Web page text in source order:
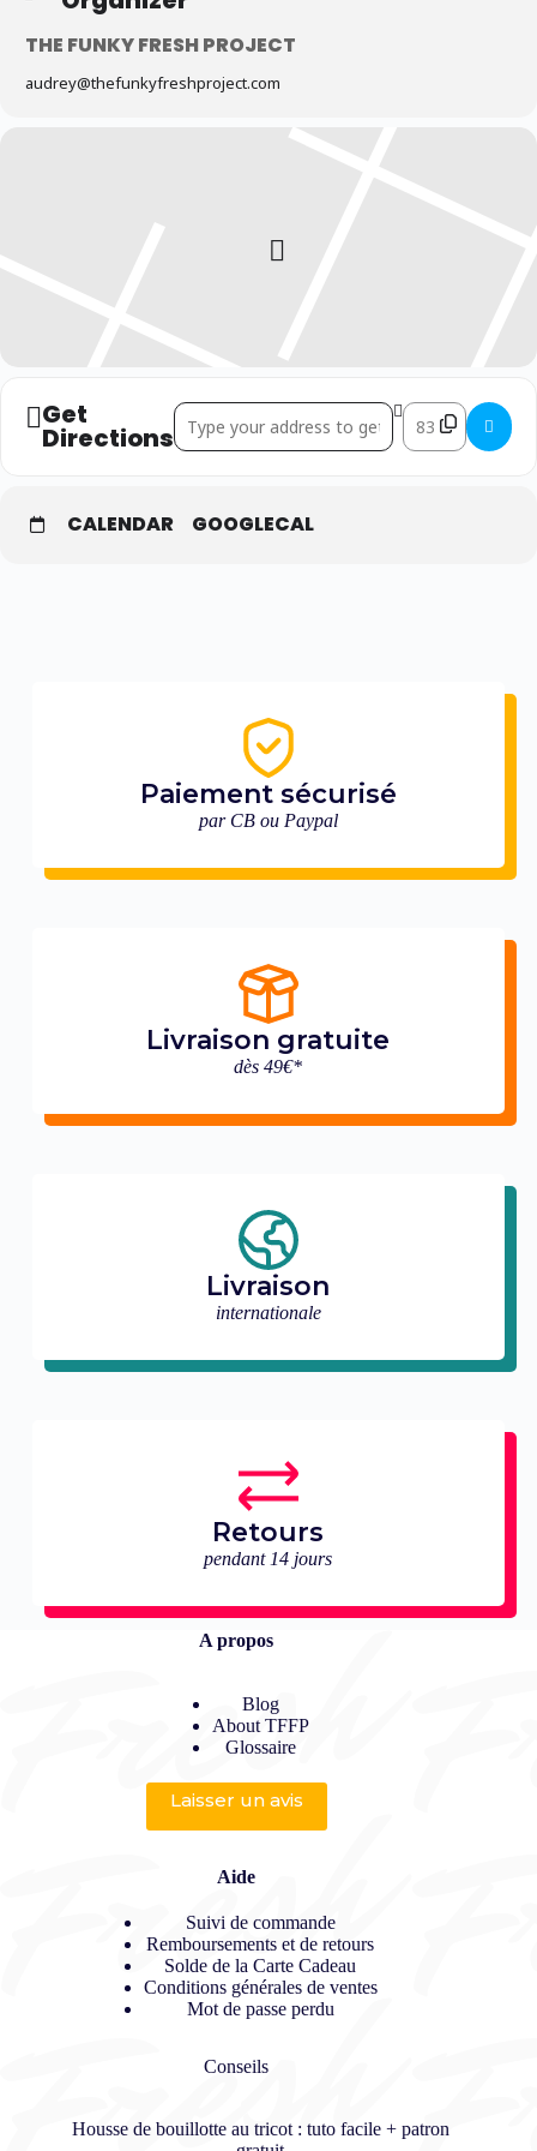
THE FUNKY FRESH PROJECT
audrey@thefunkyfreshproject.com
Get
Directions
Address - Trapilho et Macramé []
Destination
CALENDAR GOOGLECAL
Paiement sécurisé
par CB ou Paypal
Livraison gratuite
dès 49€*
Livraison
internationale
Retours
pendant 14 jours
A propos
Blog
About TFFP
Glossaire
Laisser un avis
Aide
Suivi de commande
Remboursements et de retours
Solde de la Carte Cadeau
Conditions générales de ventes
Mot de passe perdu
Conseils
Housse de bouillotte au tricot : tuto facile + patron